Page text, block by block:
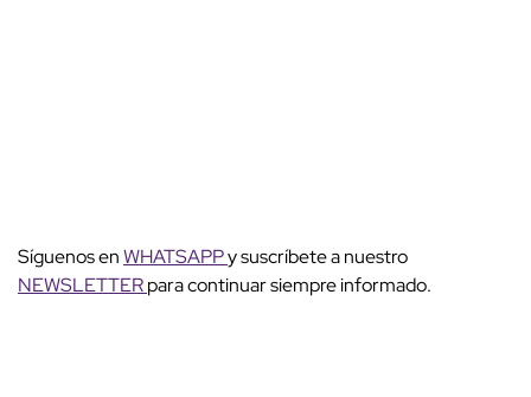
Síguenos enWHATSAPPy suscríbete a nuestro
NEWSLETTERpara continuar siempre informado.